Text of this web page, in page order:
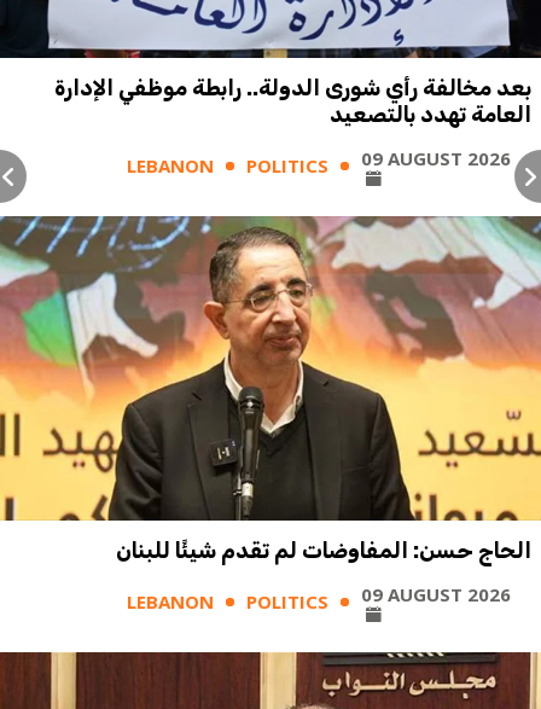
بعد مخالفة رأي شورى الدولة.. رابطة موظفي الإدارة
العامة تهدد بالتصعيد
LEBANON POLITICS 09 AUGUST 2026
الحاج حسن: المفاوضات لم تقدم شيئًا للبنان
LEBANON POLITICS 09 AUGUST 2026